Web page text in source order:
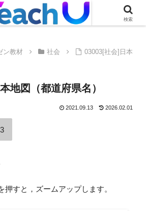
を絶賛募集中です！詳しくはこちらから
ン教材 社会
03003[社会]日本
地図（都道府県名）
2021.09.13 2026.02.01
3
押すと，ズームアップします。
検索